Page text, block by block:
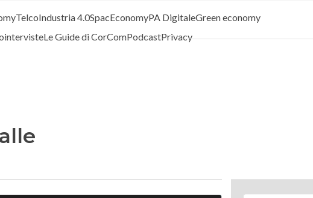
TelcoIndustria 4.0SpacEconomyPA DigitaleGreen economy
Le Guide di CorComPodcastPrivacy